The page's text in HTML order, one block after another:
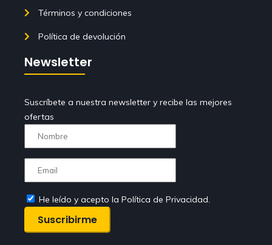
Términos y condiciones
Política de devolución
Newsletter
Suscríbete a nuestra newsletter y recibe las mejores
ofertas
He leído y acepto la Política de Privacidad.